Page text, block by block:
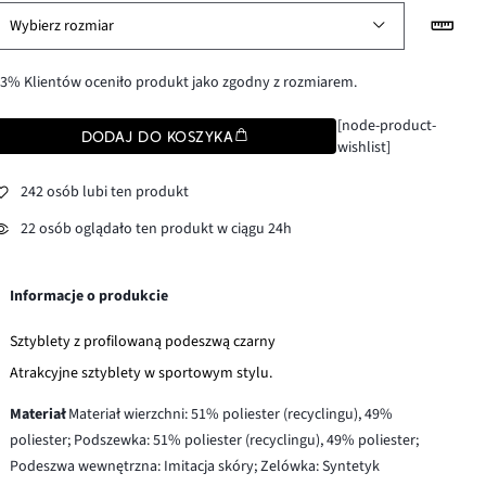
Wybierz rozmiar
Klientów oceniło produkt jako zgodny z rozmiarem.
DODAJ DO KOSZYKA
[node-product-
wishlist]
242 osób lubi ten produkt
22 osób oglądało ten produkt w ciągu 24h
Informacje o produkcie
Sztyblety z profilowaną podeszwą czarny
Atrakcyjne sztyblety w sportowym stylu.
MateriałMateriał wierzchni: 51% poliester (recyclingu), 49%
poliester; Podszewka: 51% poliester (recyclingu), 49% poliester;
Podeszwa wewnętrzna: Imitacja skóry; Zelówka: Syntetyk